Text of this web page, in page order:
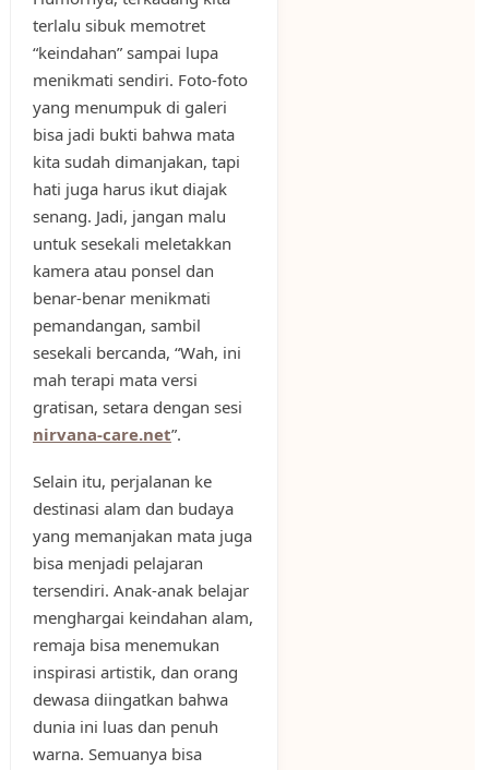
terlalu sibuk memotret
“keindahan” sampai lupa
menikmati sendiri. Foto-foto
yang menumpuk di galeri
bisa jadi bukti bahwa mata
kita sudah dimanjakan, tapi
hati juga harus ikut diajak
senang. Jadi, jangan malu
untuk sesekali meletakkan
kamera atau ponsel dan
benar-benar menikmati
pemandangan, sambil
sesekali bercanda, “Wah, ini
mah terapi mata versi
gratisan, setara dengan sesi
nirvana-care.net”.
Selain itu, perjalanan ke
destinasi alam dan budaya
yang memanjakan mata juga
bisa menjadi pelajaran
tersendiri. Anak-anak belajar
menghargai keindahan alam,
remaja bisa menemukan
inspirasi artistik, dan orang
dewasa diingatkan bahwa
dunia ini luas dan penuh
warna. Semuanya bisa